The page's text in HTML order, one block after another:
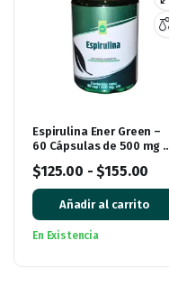
Espirulina Ener Green –
60 Cápsulas de 500 mg |
$125.00 -$155.00
Añadir al carrito
En Existencia